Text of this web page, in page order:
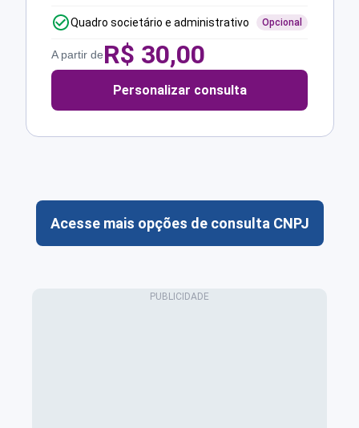
Quadro societário e administrativo Opcional
A partir deR$ 30,00
Personalizar consulta
Acesse mais opções de consulta CNPJ